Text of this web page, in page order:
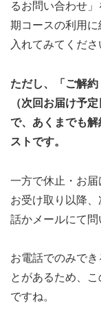
るお問い合わせ
期コースの利用
入れてみてくださ
ただし、「ご解約
（次回お届け予
で、あくまでも
ストです。
一方で休止・お
お受け取り以降
話かメールにて問
お電話でのみで
とがあるため、
ですね。